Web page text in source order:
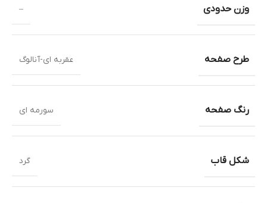
وزن حدودی –
طرح صفحه عقربه ای-آنالوگ
رنگ صفحه سورمه ای
شکل قاب گرد